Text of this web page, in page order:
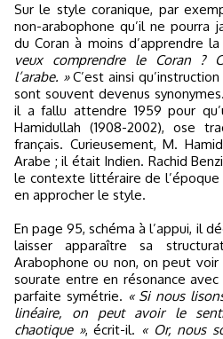
Sur le style coranique, par
non-arabophone qu’il ne pourra
du Coran à moins d’apprendre
veux comprendre le Coran ?
l’arabe. »C’est ainsi
sont souvent devenus
il a fallu attendre 1959 pour
Hamidullah (1908-2002), ose
français. Curieusement, M.
Arabe ; il était Indien. Rachid
le contexte littéraire de
en approcher le style.
En page 95, schéma à l’appui, il
laisser apparaître sa
Arabophone ou non, on peut
sourate entre en résonance
parfaite symétrie. « Si nous
linéaire, on peut avoir le
chaotique », écrit-il. « Or, nous